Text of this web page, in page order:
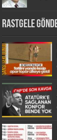
Rastgele